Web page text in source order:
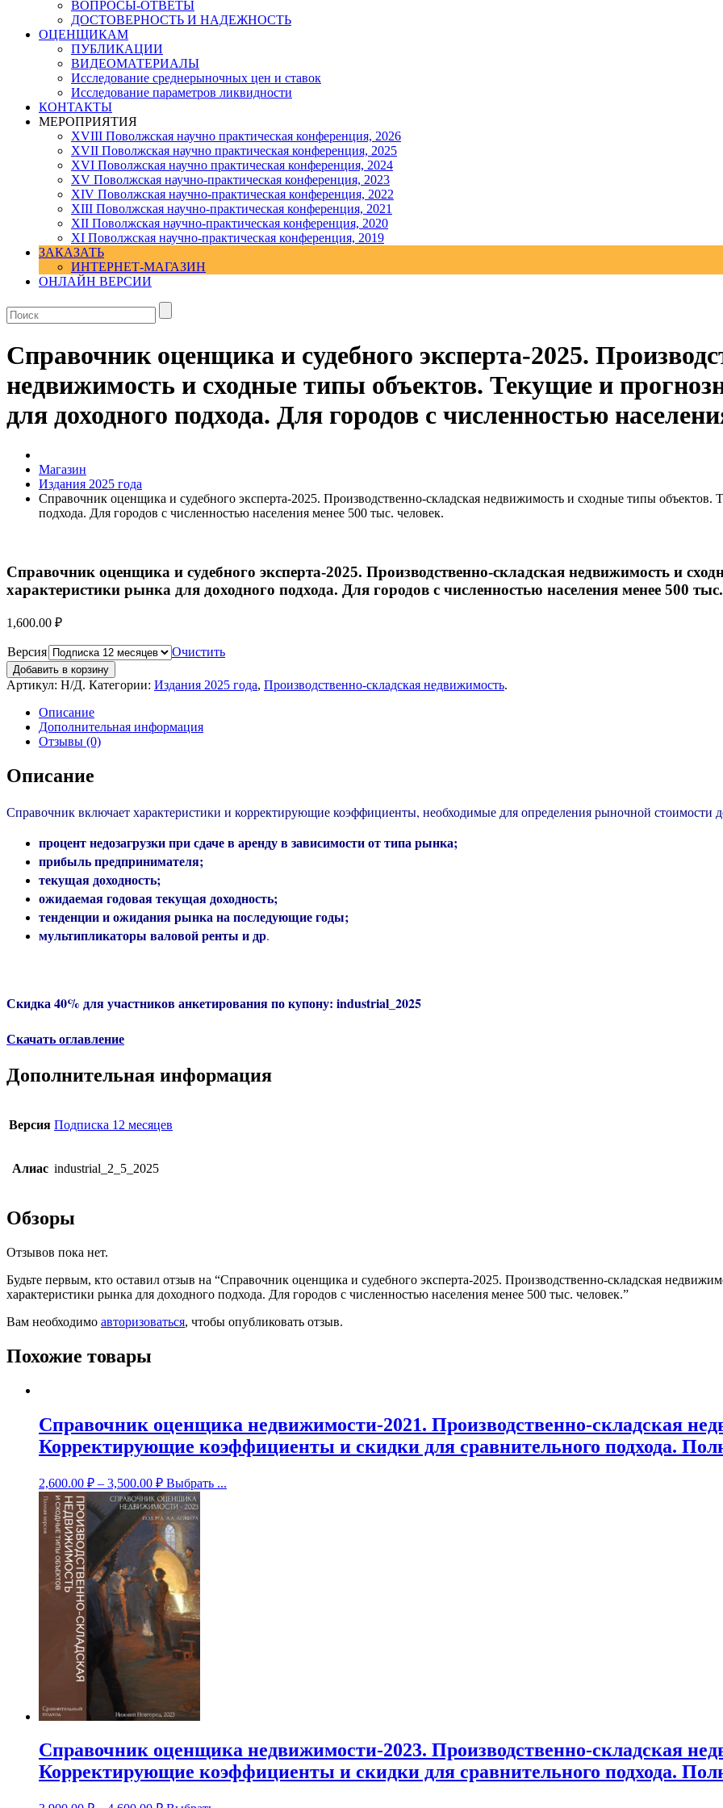
ВОПРОСЫ-ОТВЕТЫ
ДОСТОВЕРНОСТЬ И НАДЕЖНОСТЬ
ОЦЕНЩИКАМ
ПУБЛИКАЦИИ
ВИДЕОМАТЕРИАЛЫ
Исследование среднерыночных цен и ставок
Исследование параметров ликвидности
КОНТАКТЫ
МЕРОПРИЯТИЯ
XVIII Поволжская научно практическая конференция, 2026
XVII Поволжская научно практическая конференция, 2025
XVI Поволжская научно практическая конференция, 2024
ХV Поволжская научно-практическая конференция, 2023
ХIV Поволжская научно-практическая конференция, 2022
ХIII Поволжская научно-практическая конференция, 2021
ХII Поволжская научно-практическая конференция, 2020
XI Поволжская научно-практическая конференция, 2019
ЗАКАЗАТЬ
ИНТЕРНЕТ-МАГАЗИН
ОНЛАЙН ВЕРСИИ
Справочник оценщика и судебного эксперта-2025.
недвижимость и сходные типы объектов. Текущие и
для доходного подхода. Для городов с численностью
Магазин
Издания 2025 года
Справочник оценщика и судебного эксперта-2025. Производственно-складская недвижимость и сходные типы
подхода. Для городов с численностью населения менее 500 тыс. человек.
Справочник оценщика и судебного эксперта-2025. Производственно-складская недвижимость и
характеристики рынка для доходного подхода. Для городов с численностью населения менее 500
1,600.00 ₽
Версия Очистить
Добавить в корзину
Артикул: Н/Д. Категории: Издания 2025 года, Производственно-складская недвижимость.
Описание
Дополнительная информация
Отзывы (0)
Описание
Справочник включает характеристики и корректирующие коэффициенты, необходимые для определения рыночной стоимости
процент недозагрузки при сдаче в аренду в зависимости от типа рынка;
прибыль предпринимателя;
текущая доходность;
ожидаемая годовая текущая доходность;
тенденции и ожидания рынка на последующие годы;
мультипликаторы валовой ренты и др.
Скидка 40% для участников анкетирования по купону: industrial_2025
Скачать оглавление
Дополнительная информация
Версия Подписка 12 месяцев
Алиас industrial_2_5_2025
Обзоры
Отзывов пока нет.
Будьте первым, кто оставил отзыв на “Справочник оценщика и судебного эксперта-2025. Производственно-складская
характеристики рынка для доходного подхода. Для городов с численностью населения менее 500 тыс. человек.”
Вам необходимо авторизоваться, чтобы опубликовать отзыв.
Похожие товары
Справочник оценщика недвижимости-2021. Производственно-складская
Корректирующие коэффициенты и скидки для сравнительного подхода.
2,600.00 ₽ – 3,500.00 ₽ Выбрать ...
Справочник оценщика недвижимости-2023. Производственно-складская
Корректирующие коэффициенты и скидки для сравнительного подхода.